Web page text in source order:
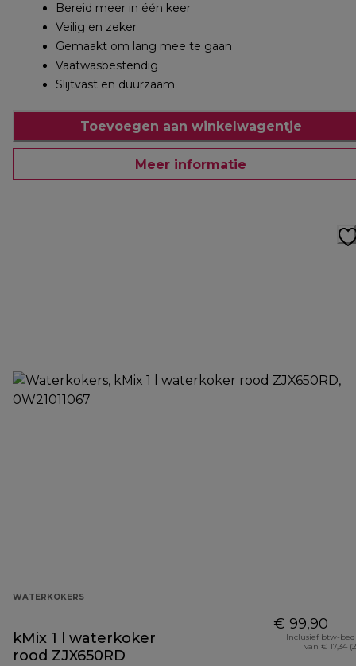
Bereid meer in één keer
Veilig en zeker
Gemaakt om lang mee te gaan
Vaatwasbestendig
Slijtvast en duurzaam
Toevoegen aan winkelwagentje
Meer informatie
WATERKOKERS
kMix 1 l waterkoker
rood ZJX650RD
€ 99,90
Inclusief btw-
van € 17,34